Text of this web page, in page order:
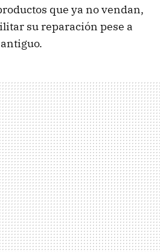
que ya no vendan,
su reparación pese a